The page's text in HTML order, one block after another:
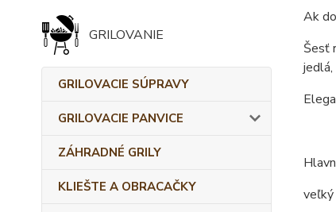
GRILOVANIE
GRILOVACIE SÚPRAVY
GRILOVACIE PANVICE
ZÁHRADNÉ GRILY
KLIEŠTE A OBRACAČKY
Ak
Šesť
veľký